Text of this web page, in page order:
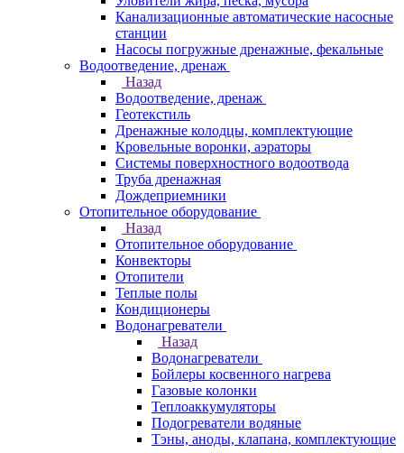
Канализационные автоматические насосные
станции
Насосы погружные дренажные, фекальные
Водоотведение, дренаж
Назад
Водоотведение, дренаж
Геотекстиль
Дренажные колодцы, комплектующие
Кровельные воронки, аэраторы
Системы поверхностного водоотвода
Труба дренажная
Дождеприемники
Отопительное оборудование
Назад
Отопительное оборудование
Конвекторы
Отопители
Теплые полы
Кондиционеры
Водонагреватели
Назад
Водонагреватели
Бойлеры косвенного нагрева
Газовые колонки
Теплоаккумуляторы
Подогреватели водяные
Тэны, аноды, клапана, комплектующие